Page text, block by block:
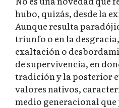
hubo, quizás, desde la
Aunque resulta
triunfo o en la
exaltación o
de supervivencia, en
tradición y la posterior
valores nativos,
medio generacional